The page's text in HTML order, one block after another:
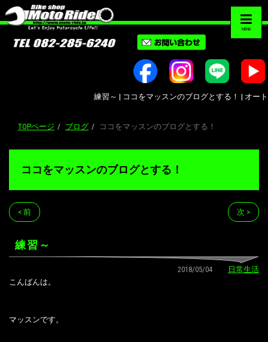
MENU
練習～ | ココをマッスンのブログとする！ | オート
TOPページ ブログ ココをマッスンのブログとする！
ココをマッスンのブログとする！
< 前 次 >
練習～
2018/05/04
日常生活
こんばんは。
マッスンです。